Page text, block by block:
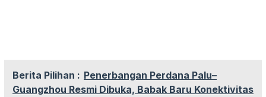
Berita Pilihan : Penerbangan Perdana Palu–
Guangzhou Resmi Dibuka, Babak Baru Konektivitas